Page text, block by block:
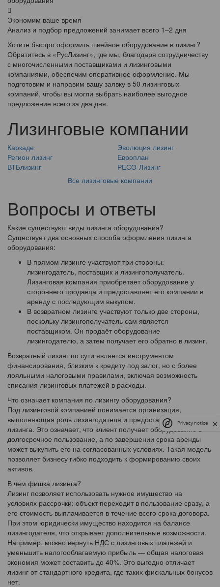
Экономим ваше время
Анализ и подбор предложений занимает всего 1–2 дня
Хотите быстро оформить швейное оборудование в лизинг?
Обратитесь в «РусЛизинг», где мы, благодаря сотрудничеству
с многочисленными поставщиками и лизинговыми
компаниями, обеспечим оперативное оформление. Мы
подготовим и направим вашу заявку в 50 лизинговых
компаний, чтобы вы могли выбрать наиболее выгодное
предложение всего за два дня.
Лизинговые компании
Каркаде
Эволюция лизинг
Регион лизинг
Европлан
ВТБлизинг
РЕСО-Лизинг
Все лизинговые компании
Вопросы и ответы
Какие существуют виды лизинга оборудования?
Существует два основных способа оформления лизинга
оборудования:
В прямом лизинге участвуют три стороны:
лизингодатель, поставщик и лизингополучатель.
Лизинговая компания приобретает оборудование у
стороннего продавца и предоставляет его компании в
аренду с последующим выкупом.
В возвратном лизинге участвуют только две стороны,
поскольку лизингополучатель сам является
поставщиком. Он продаёт оборудование
лизингодателю, а затем получает его обратно в лизинг.
Возвратный лизинг по сути является инструментом
финансирования, близким к кредиту под залог, но с более
лояльными налоговыми правилами, включая возможность
списания лизинговых платежей в расходы.
Что означает компания по лизингу оборудования?
Под лизинговой компанией понимается организация,
выполняющая роль лизингодателя и предоставляющая услугу
лизинга. Это означает, что клиент получает оборудование в
долгосрочное пользование, а по завершении срока аренды
может выкупить его на согласованных условиях. Такая модель
позволяет бизнесу гибко подходить к формированию своих
активов.
В чем фишка лизинга?
Лизинг позволяет использовать нужное имущество на
условиях рассрочки: объект переходит в пользование сразу, а
его стоимость выплачивается в течение всего срока договора.
При этом юридически имущество находится на балансе
лизингодателя, что открывает дополнительные возможности.
Например, можно вернуть НДС с лизинговых платежей и
уменьшить налогооблагаемую прибыль — общая налоговая
экономия может составить до 40%. Это выгодно отличает
лизинг от стандартного кредита, где таких фискальных бонусов
нет.
Privacy notice